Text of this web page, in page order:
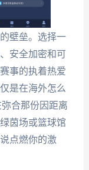
壁垒。选择一
安全加密和可
事的执着热爱
是在海外怎么
合那份因距离
茵场或篮球馆
点燃你的激